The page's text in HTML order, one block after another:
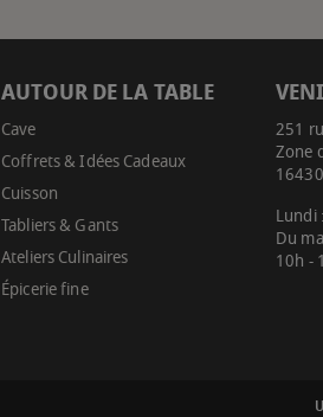
AUTOUR DE LA TABLE
Cave
Coffrets & Idées Cadeaux
Cuisson
Tabliers & Gants
Ateliers Culinaires
Épicerie fine
251
Zone
Lundi
Du
10h -